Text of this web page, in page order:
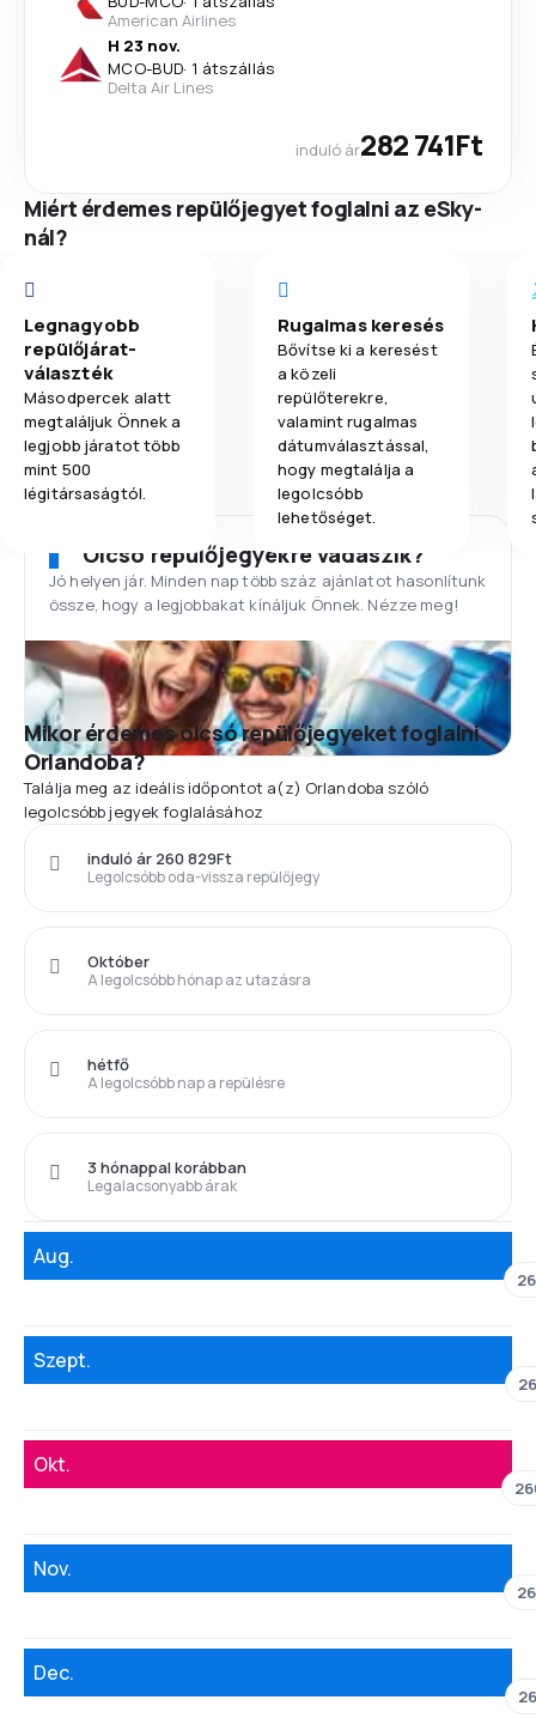
American Airlines
H 23 nov.
MCO-BUD· 1 átszállás
Delta Air Lines
induló ár282 741Ft
Miért érdemes repülőjegyet foglalni az eSky-
nál?
Legnagyobb
repülőjárat-
választék
Másodpercek alatt
megtaláljuk Önnek a
legjobb járatot több
mint 500
légitársaságtól.
Rugalmas keresés
Bővítse ki a keresést
a közeli
repülőterekre,
valamint rugalmas
dátumválasztással,
hogy megtalálja a
legolcsóbb
lehetőséget.
Olcsó repülőjegyekre vadászik?
Jó helyen jár. Minden nap több száz ajánlatot hasonlítunk
össze, hogy a legjobbakat kínáljuk Önnek. Nézze meg!
Mikor érdemes olcsó repülőjegyeket foglalni
Orlandoba?
Találja meg az ideális időpontot a(z) Orlandoba szóló
legolcsóbb jegyek foglalásához
Legolcsóbb oda-vissza repülőjegy
induló ár 260 829Ft
A legolcsóbb hónap az utazásra
Október
A legolcsóbb nap a repülésre
hétfő
Legalacsonyabb árak
3 hónappal korábban
Aug.
Szept.
Okt.
Nov.
Dec.